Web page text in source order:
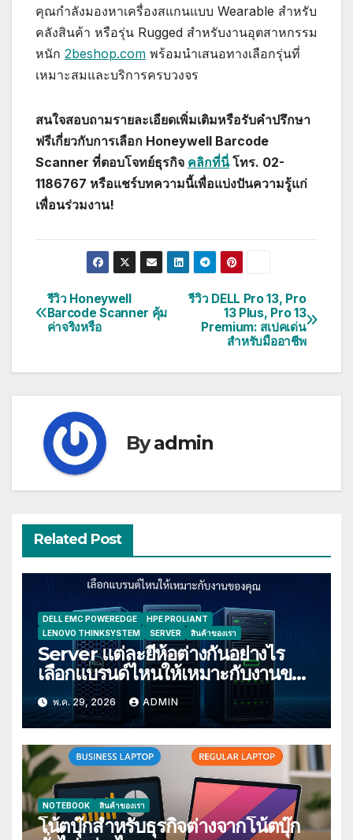
คุณกำลังมองหาเครื่องสแกนแบบ Wearable สำหรับ
คลังสินค้า หรือรุ่น Rugged สำหรับงานอุตสาหกรรม
หนัก 2beshop.com พร้อมนำเสนอทางเลือกรุ่นที่
เหมาะสมและบริการครบวงจร
สนใจสอบถามรายละเอียดเพิ่มเติมหรือรับคำปรึกษา
ฟรีเกี่ยวกับการเลือก Honeywell Barcode
Scanner ที่ตอบโจทย์ธุรกิจ คลิกที่นี่โทร. 02-
1186767 หรือแชร์บทความนี้เพื่อแบ่งปันความรู้แก่
เพื่อนร่วมงาน!
แนะแนว
เรื่อง
รีวิว DELL Pro 13, Pro
13 Plus, Pro 13
Premium: สเปคเด่น
สำหรับมืออาชีพ
รีวิว Honeywell
Barcode Scanner คุ้ม
ค่าจริงหรือ
Byadmin
Related Post
DELL EMC POWEREDGE
HPE PROLIANT
LENOVO THINKSYSTEM
SERVER สินค้าของเรา
Server แต่ละยี่ห้อต่างกันอย่างไร
เลือกแบรนด์ไหนให้เหมาะกับงานของ
คุณพ.ค. 29, 2026 ADMIN
NOTEBOOK สินค้าของเรา
โน้ตบุ๊กสำหรับธุรกิจต่างจากโน้ตบุ๊ก